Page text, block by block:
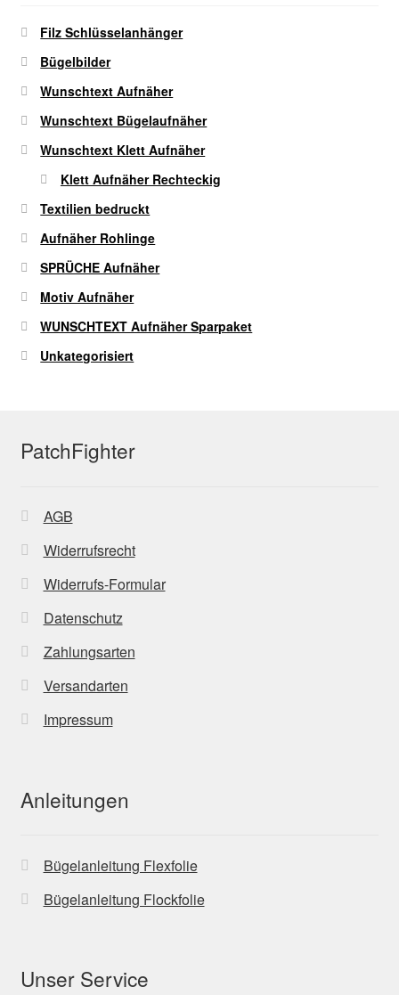
Filz Schlüsselanhänger
Bügelbilder
Wunschtext Aufnäher
Wunschtext Bügelaufnäher
Wunschtext Klett Aufnäher
Klett Aufnäher Rechteckig
Textilien bedruckt
Aufnäher Rohlinge
SPRÜCHE Aufnäher
Motiv Aufnäher
WUNSCHTEXT Aufnäher Sparpaket
Unkategorisiert
PatchFighter
AGB
Widerrufsrecht
Widerrufs-Formular
Datenschutz
Zahlungsarten
Versandarten
Impressum
Anleitungen
Bügelanleitung Flexfolie
Bügelanleitung Flockfolie
Unser Service